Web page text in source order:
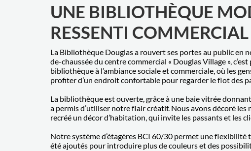
UNE BIBLIOTHÈQUE
RESSENTI COMMERCIAL
La Bibliothèque Douglas a rouvert ses portes au public en
de-chaussée du centre commercial « Douglas Village »,
bibliothèque à l’ambiance sociale et commerciale, où les
profiter d’un endroit confortable pour regarder le flot des
La bibliothèque est ouverte, grâce à une baie vitrée
a permis d’utiliser notre flair créatif. Nous avons décoré
recréé un décor d’habitation, qui invite les passants et les
Notre système d’étagères BCI 60/30 permet une
été ajoutés pour introduire plus de couleurs et des